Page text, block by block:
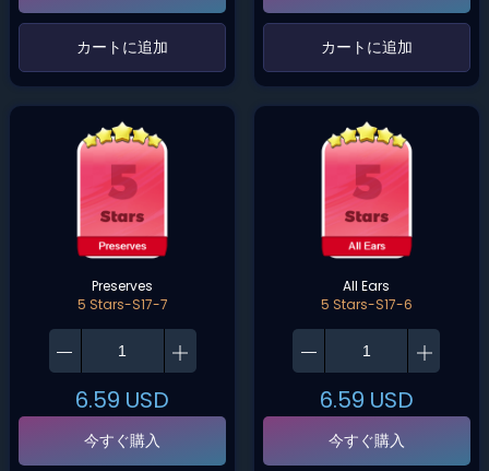
‌カートに追加‌ ‌カートに追加‌
Preserves
5 Stars-S17-7
6.59 USD
今すぐ購入
All Ears
5 Stars-S17-6
6.59 USD
今すぐ購入